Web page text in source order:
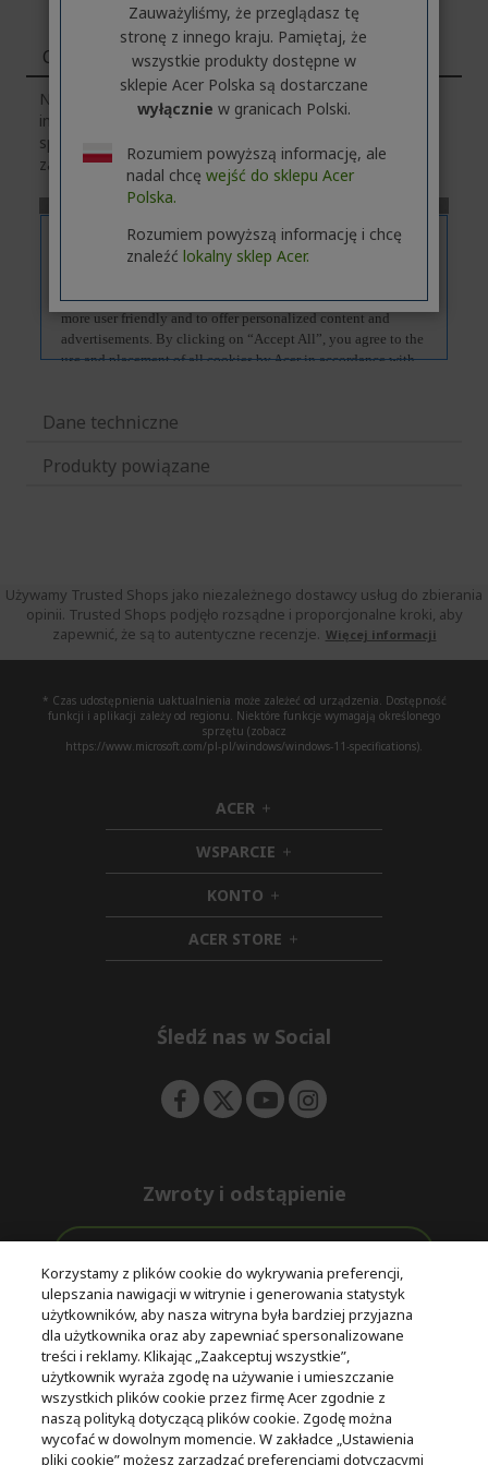
Cechy
Należy pamiętać, że zakładka „Cechy” zawiera ogólne
informacje o serii produktów. Aby poznać dokładną
specyfikację techniczną wybranego modelu,
kliknij
zakładkę„Dane techniczne”.
Dane techniczne
Produkty powiązane
Używamy Trusted Shops jako niezależnego dostawcy usług do zbierania
opinii. Trusted Shops podjęło rozsądne i proporcjonalne kroki, aby
zapewnić, że są to autentyczne recenzje. Więcej informacji
* Czas udostępnienia uaktualnienia może zależeć od urządzenia. Dostępność
funkcji i aplikacji zależy od regionu. Niektóre funkcje wymagają określonego
sprzętu (zobacz
https://www.microsoft.com/pl-pl/windows/windows-11-specifications).
ACER h
i
d
d
e
n
WSPARCIE h
i
d
e
n
KONTO h
i
d
d
ACER STORE h
i
e
Śledź nas w Social
Zwroty i odstąpienie
Darmowa
ekspresowa
dostawa
Wsparcie
przed i po
zakupie
Bezpieczne
płatności
© 2025 Acer Inc.
Firma CPYou BV jest autoryzowanym sprzedawcą produktów i
usług oferowanych w tym sklepie.
Zauważyliśmy, że przeglądasz tę
stronę z innego kraju. Pamiętaj, że
wszystkie produkty dostępne w
sklepie Acer Polska są dostarczane
wyłącznie w granicach Polski.
Rozumiem powyższą informację, ale
nadal chcę wejść do sklepu Acer
Polska.
Rozumiem powyższą informację i chcę
znaleźć lokalny sklep Acer.
Korzystamy z plików cookie do wykrywania preferencji,
ulepszania nawigacji w witrynie i generowania statystyk
użytkowników, aby nasza witryna była bardziej przyjazna
dla użytkownika oraz aby zapewniać spersonalizowane
treści i reklamy. Klikając „Zaakceptuj wszystkie”,
użytkownik wyraża zgodę na używanie i umieszczanie
wszystkich plików cookie przez firmę Acer zgodnie z
naszą polityką dotyczącą plików cookie. Zgodę można
wycofać w dowolnym momencie. W zakładce „Ustawienia
pliki cookie” możesz zarządzać preferencjami dotyczącymi